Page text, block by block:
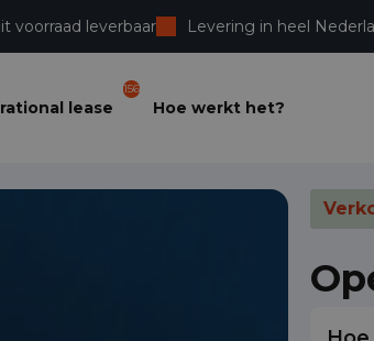
voorraad leverbaar Levering in heel
lease
156
Hoe werkt het?